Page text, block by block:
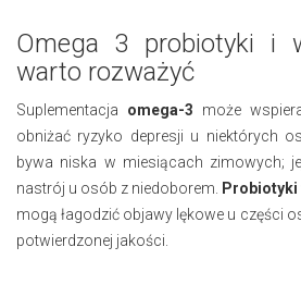
Omega 3 probiotyki i
warto rozważyć
Suplementacja omega-3 może
obniżać ryzyko depresji u niektórych
bywa niska w miesiącach zimowych;
nastrój u osób z niedoborem.
Probiotyki
mogą łagodzić objawy lękowe u części
potwierdzonej jakości.